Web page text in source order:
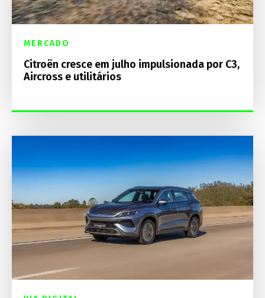
MERCADO
Citroën cresce em julho impulsionada por C3,
Aircross e utilitários